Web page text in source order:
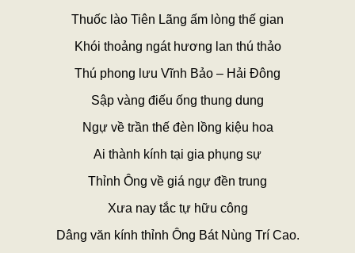
Thuốc lào Tiên Lãng ấm lòng thế gian
Khói thoảng ngát hương lan thú thảo
Thú phong lưu Vĩnh Bảo – Hải Đông
Sập vàng điếu ống thung dung
Ngự về trần thế đèn lồng kiệu hoa
Ai thành kính tại gia phụng sự
Thỉnh Ông về giá ngự đền trung
Xưa nay tắc tự hữu công
Dâng văn kính thỉnh Ông Bát Nùng Trí Cao.